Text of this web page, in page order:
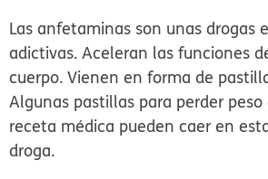
Las anfetaminas son unas drogas
adictivas. Aceleran las funciones
cuerpo. Vienen en forma de
Algunas pastillas para perder
receta médica pueden caer en
droga.